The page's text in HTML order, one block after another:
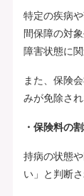
特定の疾病
間保障の対
障害状態に
また、保険
みが免除さ
・保険料の
持病の状態
い」と判断